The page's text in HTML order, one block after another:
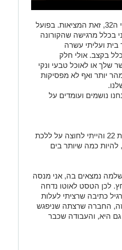
זאת המציאות. בפועל
בכלל מרגישה שהקורונה
בית ועליתי עשרה
בקצב. אולי חלק
שלך או לאוכל טבעי ונקי
יותר ואף לא מפסיקות
נושמים ועומדים על
והייתי לחוצה על ללכת
להיות כמה שיותר בים
למה נמצאים בה, אני מנסה
. לכן הטסט לאוטו נדחה
כתיבה שרציתי לעלות
, החברה שרצתה שניפגש
היא, והעבודה שכבר